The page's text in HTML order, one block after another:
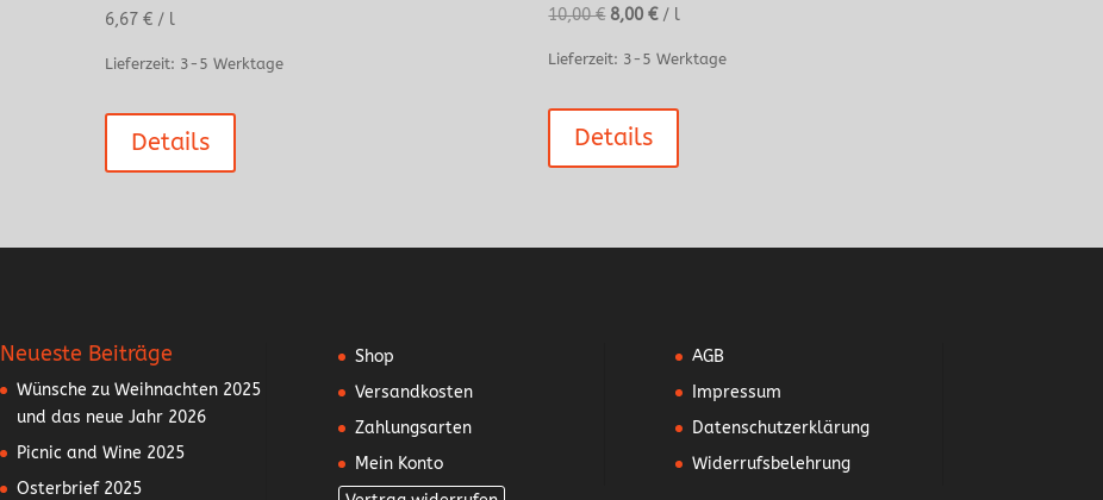
6,67€ / l
Lieferzeit: 3-5 Werktage
Details
Preis Preis
10,00€ 8,00€/ l
Lieferzeit: 3-5 Werktage
Details
Neueste Beiträge
Wünsche zu Weihnachten 2025
und das neue Jahr 2026
Picnic and Wine 2025
Osterbrief 2025
Shop
Versandkosten
Zahlungsarten
Mein Konto
AGB
Impressum
Datenschutzerklärung
Widerrufsbelehrung